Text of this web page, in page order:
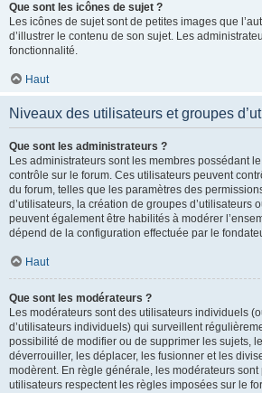
Que sont les icônes de sujet ?
Les icônes de sujet sont de petites images que
d’illustrer le contenu de son sujet. Les
fonctionnalité.
Haut
Niveaux des utilisateurs et groupes
Que sont les administrateurs ?
Les administrateurs sont les membres possédant
contrôle sur le forum. Ces utilisateurs peuvent
du forum, telles que les paramètres des
d’utilisateurs, la création de groupes d’utilisateurs
peuvent également être habilités à modérer
dépend de la configuration effectuée par le
Haut
Que sont les modérateurs ?
Les modérateurs sont des utilisateurs individuels
d’utilisateurs individuels) qui surveillent
possibilité de modifier ou de supprimer les sujets,
déverrouiller, les déplacer, les fusionner et les
modèrent. En règle générale, les modérateurs
utilisateurs respectent les règles imposées sur le